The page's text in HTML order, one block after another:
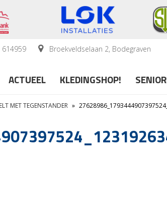
614959 Broekveldselaan 2, Bodegraven
ACTUEEL KLEDINGSHOP!
MET TEGENSTANDER »